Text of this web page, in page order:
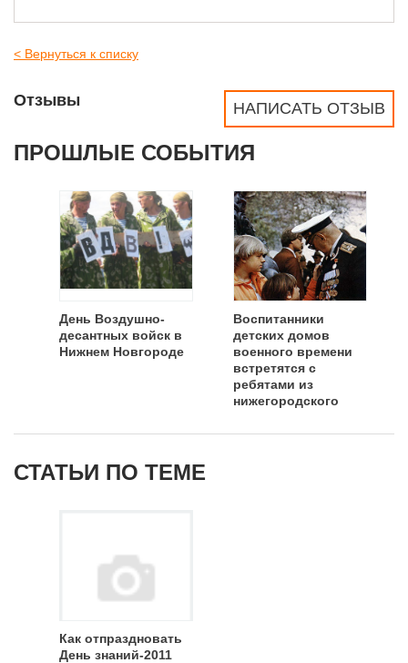
< Вернуться к списку
НАПИСАТЬ ОТЗЫВ
Отзывы
ПРОШЛЫЕ СОБЫТИЯ
День Воздушно-
десантных войск в
Нижнем Новгороде
Воспитанники
детских домов
военного времени
встретятся с
ребятами из
нижегородского
СТАТЬИ ПО ТЕМЕ
Как отпраздновать
День знаний-2011